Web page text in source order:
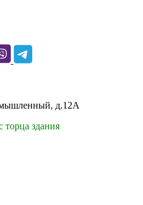
д.12А
здания